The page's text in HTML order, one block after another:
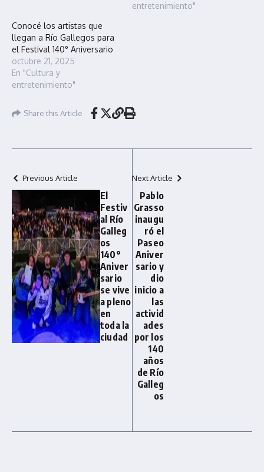
entretenimiento"
Conocé los artistas que
llegan a Río Gallegos para
el Festival 140° Aniversario
octubre 21, 2025
En "Cultura y
entretenimiento"
Share this Article
Previous Article
El
Festiv
al Río
Galleg
os
140°
Aniver
sario
se vive
a pleno
en
toda la
ciudad
Next Article
Pablo
Grasso
inaugu
ró el
Paseo
Aniver
sario y
dio
inicio a
las
activid
ades
por los
140
años
de Río
Galleg
os